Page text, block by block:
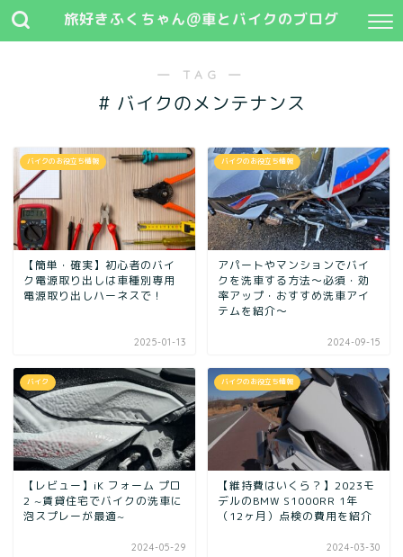
旅好きふくちゃん@車とバイクのブログ
― TAG ―
# バイクのメンテナンス
バイクのお役立ち情報
【簡単・確実】初心者のバイ
ク電源取り出しは車種別専用
電源取り出しハーネスで！
2025-01-13
バイクのお役立ち情報
アパートやマンションでバイ
クを洗車する方法〜必須・効
率アップ・おすすめ洗車アイ
テムを紹介〜
2024-09-15
バイク
【レビュー】iK フォーム プロ
2 ~賃貸住宅でバイクの洗車に
泡スプレーが最適~
2024-05-29
バイクのお役立ち情報
【維持費はいくら？】2023モ
デルのBMW S1000RR 1年
（12ヶ月）点検の費用を紹介
2024-03-30